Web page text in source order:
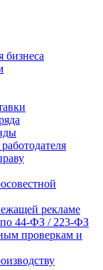
бизнеса
рекламе
44-ФЗ / 223-ФЗ
проверкам и